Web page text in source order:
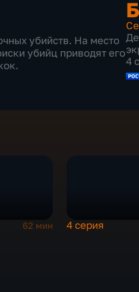
убийств. На место
убийц приводят его
4
62 мин 4 серия